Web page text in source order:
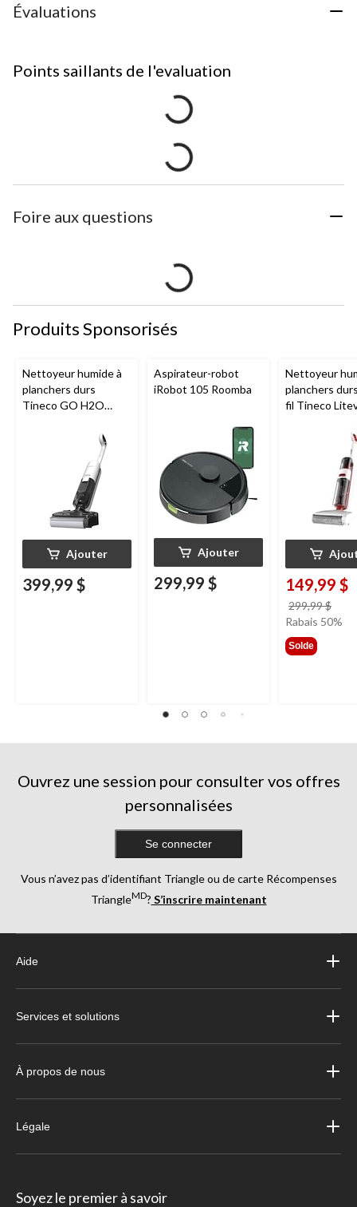
Évaluations
Points saillants de l'evaluation
Foire aux questions
Produits Sponsorisés
Nettoyeur humide à
planchers durs
Tineco GO H2O
Ajouter
399,99 $
Aspirateur-robot
iRobot 105 Roomba
Ajouter
299,99 $
Nettoyeur
planchers
fil Tineco
149,99 $
299,99 $
était
Rabais 50%
Solde
Ouvrez une session pour consulter vos offres
personnalisées
Se connecter
Vous n’avez pas d’identifiant Triangle ou de carte Récompenses
TriangleMD? S’inscrire maintenant
Aide
Services et solutions
À propos de nous
Légale
Soyez le premier à savoir